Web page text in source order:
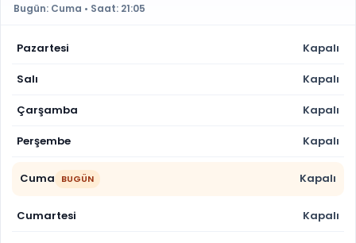
Bugün: Cuma • Saat: 21:05
Pazartesi Kapalı
Salı Kapalı
Çarşamba Kapalı
Perşembe Kapalı
Cuma BUGÜN Kapalı
Cumartesi Kapalı